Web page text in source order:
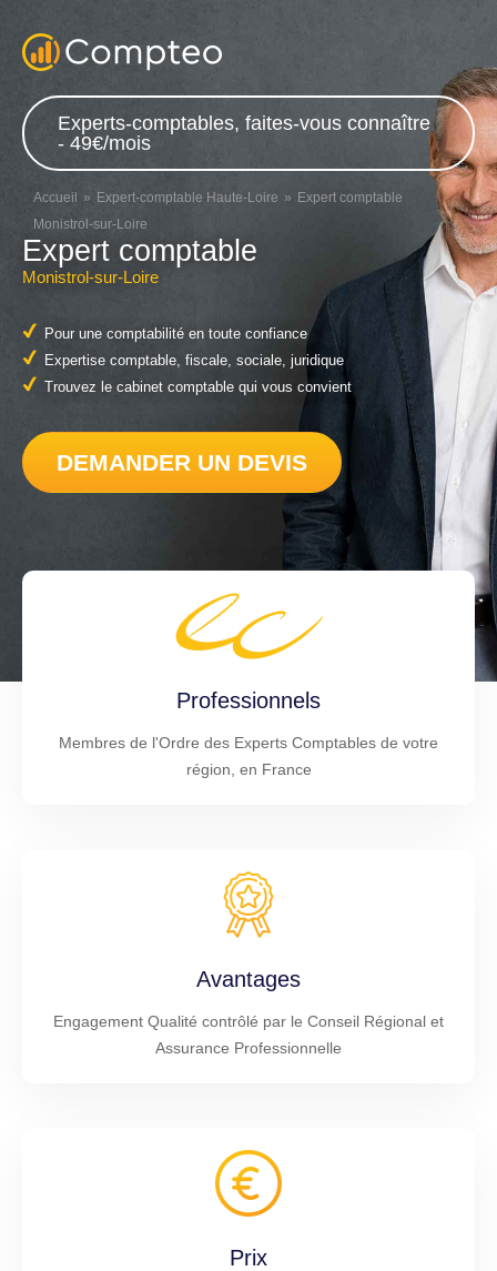
Experts-comptables, faites-vous connaître
- 49€/mois
Accueil Expert-comptable Haute-Loire
Expert comptable
Monistrol-sur-Loire
Expert comptable
Monistrol-sur-Loire
Pour une comptabilité en toute confiance
Expertise comptable, fiscale, sociale, juridique
Trouvez le cabinet comptable qui vous convient
DEMANDER UN DEVIS
Professionnels
Membres de l'Ordre des Experts Comptables de votre
région, en France
Avantages
Engagement Qualité contrôlé par le Conseil Régional et
Assurance Professionnelle
Prix